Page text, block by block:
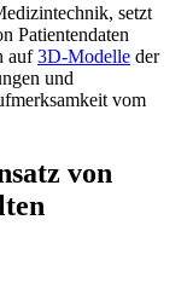
setzt
Patientendaten
auf3D-Modelle der
und
vom
von